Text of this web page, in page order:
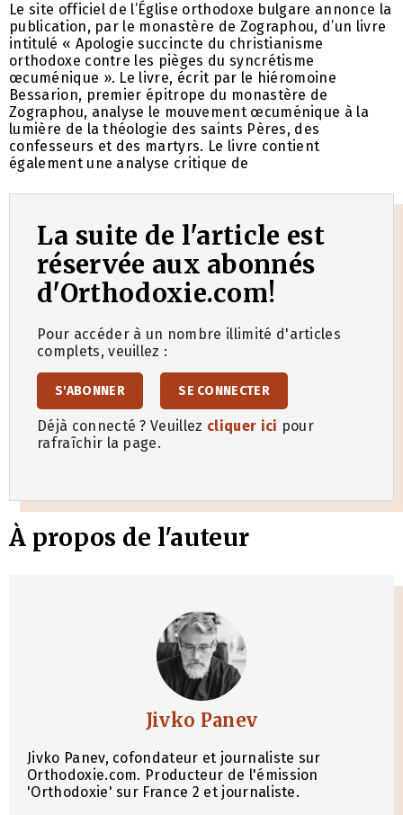
Le site officiel de l’Église orthodoxe bulgare annonce la
publication, par le monastère de Zographou, d’un livre
intitulé « Apologie succincte du christianisme
orthodoxe contre les pièges du syncrétisme
œcuménique ». Le livre, écrit par le hiéromoine
Bessarion, premier épitrope du monastère de
Zographou, analyse le mouvement œcuménique à la
lumière de la théologie des saints Pères, des
confesseurs et des martyrs. Le livre contient
également une analyse critique de
La suite de l'article est
réservée aux abonnés
d'Orthodoxie.com!
Pour accéder à un nombre illimité d'articles
complets, veuillez :
S'ABONNER SE CONNECTER
Déjà connecté ? Veuillez cliquer ici pour
rafraîchir la page.
À propos de l'auteur
Jivko Panev
Jivko Panev, cofondateur et journaliste sur
Orthodoxie.com. Producteur de l'émission
'Orthodoxie' sur France 2 et journaliste.